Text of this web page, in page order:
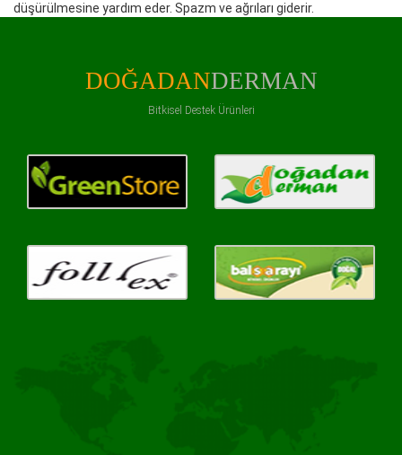
düşürülmesine yardım eder. Spazm ve ağrıları giderir.
DOĞADANDERMAN
Bitkisel Destek Ürünleri